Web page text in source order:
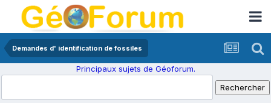
Demandes d' identification de fossiles
Principaux sujets de Géoforum.